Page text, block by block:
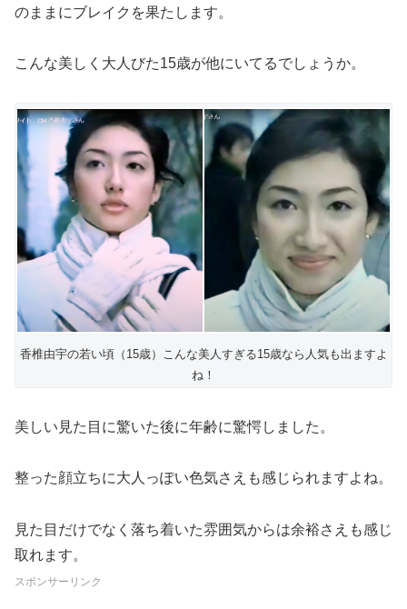
のままにブレイクを果たします。
こんな美しく大人びた15歳が他にいてるでしょうか。
香椎由宇の若い頃（15歳）こんな美人すぎる15歳なら人気も出ますよ
ね！
美しい見た目に驚いた後に年齢に驚愕しました。
整った顔立ちに大人っぽい色気さえも感じられますよね。
見た目だけでなく落ち着いた雰囲気からは余裕さえも感じ
取れます。
スポンサーリンク